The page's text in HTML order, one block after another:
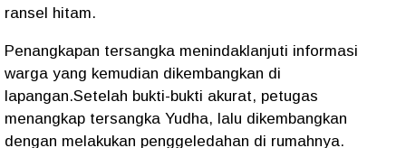
ransel hitam.
Penangkapan tersangka menindaklanjuti informasi
warga yang kemudian dikembangkan di
lapangan.Setelah bukti-bukti akurat, petugas
menangkap tersangka Yudha, lalu dikembangkan
dengan melakukan penggeledahan di rumahnya.